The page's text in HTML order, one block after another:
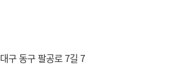
대구 동구 팔공로 7길 7